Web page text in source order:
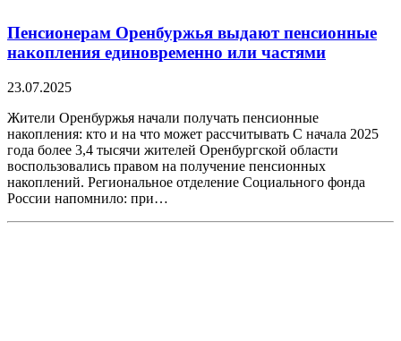
Пенсионерам Оренбуржья выдают пенсионные
накопления единовременно или частями
23.07.2025
Жители Оренбуржья начали получать пенсионные
накопления: кто и на что может рассчитывать С начала 2025
года более 3,4 тысячи жителей Оренбургской области
воспользовались правом на получение пенсионных
накоплений. Региональное отделение Социального фонда
России напомнило: при…